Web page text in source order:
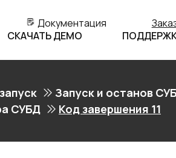
Документация
СКАЧАТЬ ДЕМО
Запуск и останов
СУБД Код завершения 11